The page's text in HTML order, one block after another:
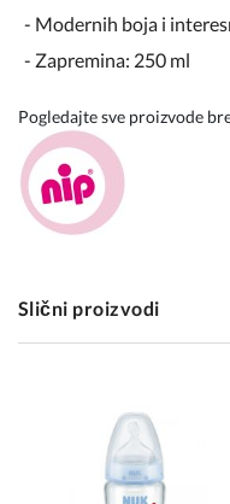
- Modernih boja i
- Zapremina: 250 ml
Pogledajte sve proizvode
Slični proizvodi